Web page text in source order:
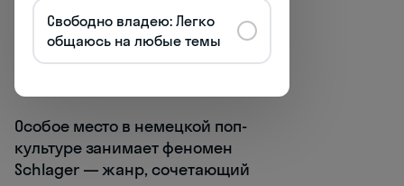
исполнитель, покоривший
аудиторию искренностью и
мелодичностью своих
Особое место в немецкой поп-
культуре занимает феномен
Schlager — жанр, сочетающий
Свободно владею: Легко
общаюсь на любые темы